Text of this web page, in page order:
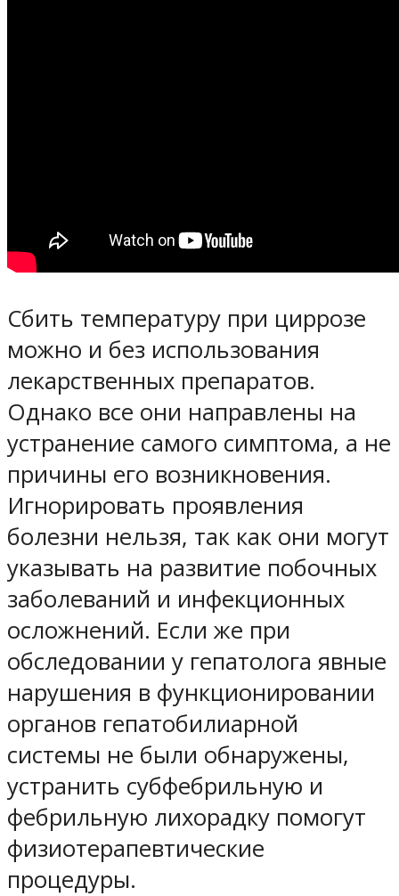
Сбить температуру при циррозе
можно и без использования
лекарственных препаратов.
Однако все они направлены на
устранение самого симптома, а не
причины его возникновения.
Игнорировать проявления
болезни нельзя, так как они могут
указывать на развитие побочных
заболеваний и инфекционных
осложнений. Если же при
обследовании у гепатолога явные
нарушения в функционировании
органов гепатобилиарной
системы не были обнаружены,
устранить субфебрильную и
фебрильную лихорадку помогут
физиотерапевтические
процедуры.